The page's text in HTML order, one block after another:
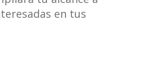
en tus